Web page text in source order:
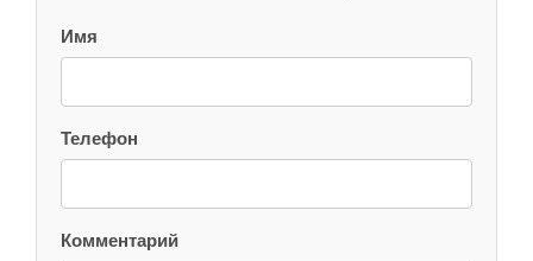
Имя
Телефон
Комментарий